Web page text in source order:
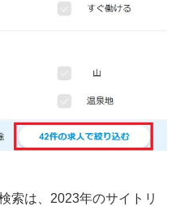
索は、2023年のサイトリ